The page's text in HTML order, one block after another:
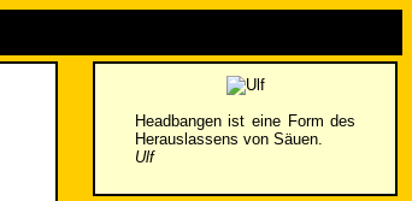
Headbangen ist eine Form des
Herauslassens von Säuen.
Ulf